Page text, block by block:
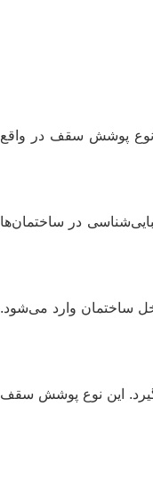
نوع پوشش سقف در واقع
در ساختمان‌ها
ساختمان وارد می‌شود.
این نوع پوشش سقف